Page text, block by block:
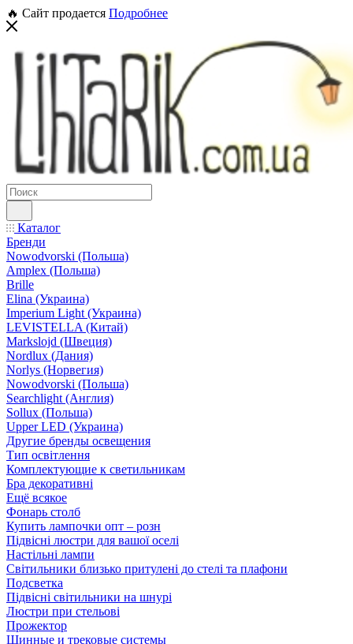
🔥 Сайт продается Подробнее
Каталог
Бренди
Nowodvorski (Польша)
Amplex (Польша)
Brille
Elina (Украина)
Imperium Light (Украина)
LEVISTELLA (Китай)
Markslojd (Швеция)
Nordlux (Дания)
Norlys (Норвегия)
Nowodvorski (Польша)
Searchlight (Англия)
Sollux (Польша)
Upper LED (Украина)
Другие бренды освещения
Тип освітлення
Комплектующие к светильникам
Бра декоративні
Ещё всякое
Фонарь столб
Купить лампочки опт – розн
Підвісні люстри для вашої оселі
Настільні лампи
Світильники близько притулені до стелі та плафони
Подсветка
Підвісні світильники на шнурі
Люстри при стельові
Прожектор
Шинные и трековые системы